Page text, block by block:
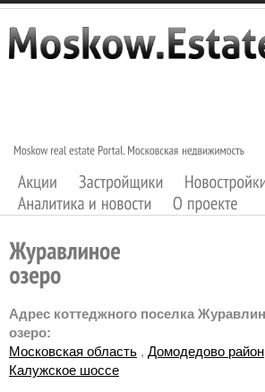
Адрес коттеджного поселка
озеро:
Московская область , Домодедово район
Калужское шоссе